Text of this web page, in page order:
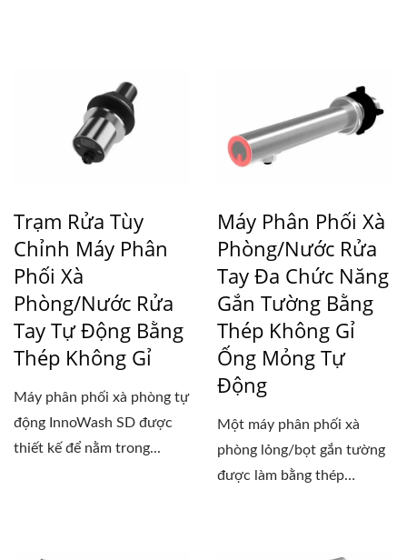
Trạm Rửa Tùy
Chỉnh Máy Phân
Phối Xà
Phòng/nước Rửa
Tay Tự Động Bằng
Thép Không Gỉ
Máy phân phối xà phòng tự
động InnoWash SD được
thiết kế để nằm trong...
Máy Phân Phối Xà
Phòng/nước Rửa
Tay Đa Chức Năng
Gắn Tường Bằng
Thép Không Gỉ
Ống Mỏng Tự
Động
Một máy phân phối xà
phòng lỏng/bọt gắn tường
được làm bằng thép